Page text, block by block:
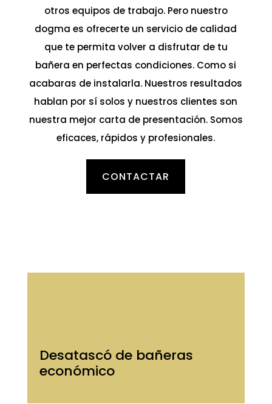
otros equipos de trabajo. Pero nuestro
dogma es ofrecerte un servicio de calidad
que te permita volver a disfrutar de tu
bañera en perfectas condiciones. Como si
acabaras de instalarla. Nuestros resultados
hablan por sí solos y nuestros clientes son
nuestra mejor carta de presentación. Somos
eficaces, rápidos y profesionales.
CONTACTAR
Desatascó de bañeras
económico